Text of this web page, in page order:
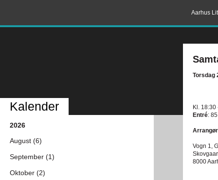
Aarhus
Torsdag
Kl. 18:30
Entré:
Vogn 1,
8000
Kalender
2026
August (6)
September (1)
Oktober (2)